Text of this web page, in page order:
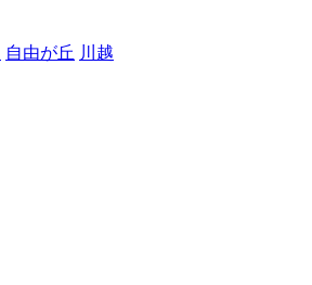
自由が丘 川越